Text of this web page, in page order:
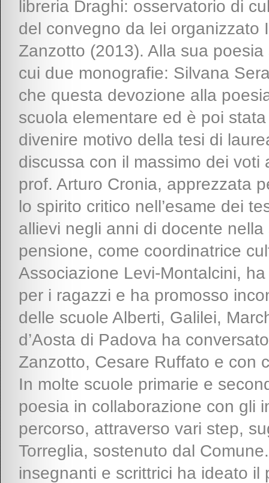
libreria Draghi: osservatorio di
del convegno da lei organizzato
Zanzotto (2013). Alla sua
cui due monografie: Silvana
che questa devozione alla
scuola elementare ed è poi
divenire motivo della tesi di
discussa con il massimo dei voti
prof. Arturo Cronia, apprezzata
lo spirito critico nell’esame dei
allievi negli anni di docente
pensione, come coordinatrice
Associazione Levi-Montalcini,
per i ragazzi e ha promosso
delle scuole Alberti, Galilei,
d’Aosta di Padova ha
Zanzotto, Cesare Ruffato e con
In molte scuole primarie e
poesia in collaborazione con gli
percorso, attraverso vari step,
Torreglia, sostenuto dal
insegnanti e scrittrici ha ideato il